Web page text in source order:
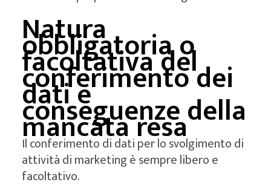
Natura
obbligatoria o
facoltativa del
conferimento dei
dati e
conseguenze della
mancata resa
Il conferimento di dati per lo svolgimento di
attività di marketing è sempre libero e
facoltativo.